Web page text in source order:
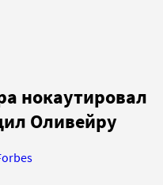
нокаутировал
Оливейру